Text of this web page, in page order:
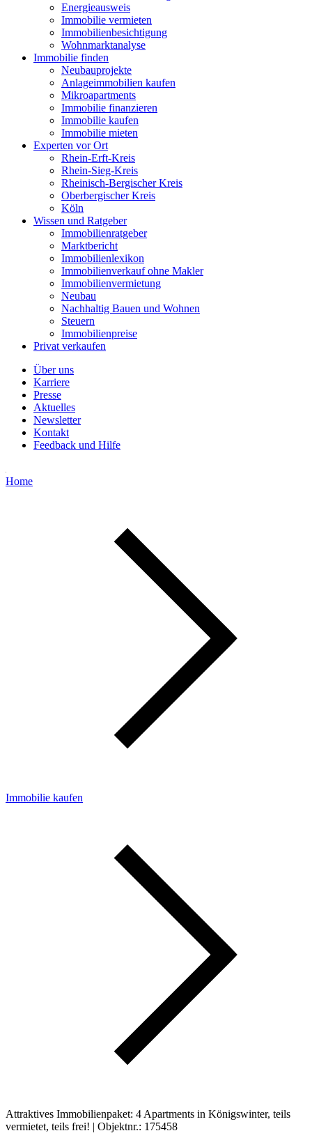
Energieausweis
Immobilie vermieten
Immobilienbesichtigung
Wohnmarktanalyse
Immobilie finden
Neubauprojekte
Anlageimmobilien kaufen
Mikroapartments
Immobilie finanzieren
Immobilie kaufen
Immobilie mieten
Experten vor Ort
Rhein-Erft-Kreis
Rhein-Sieg-Kreis
Rheinisch-Bergischer Kreis
Oberbergischer Kreis
Köln
Wissen und Ratgeber
Immobilienratgeber
Marktbericht
Immobilienlexikon
Immobilienverkauf ohne Makler
Immobilienvermietung
Neubau
Nachhaltig Bauen und Wohnen
Steuern
Immobilienpreise
Privat verkaufen
Über uns
Karriere
Presse
Aktuelles
Newsletter
Kontakt
Feedback und Hilfe
Home
Immobilie kaufen
Attraktives Immobilienpaket: 4 Apartments in Königswinter, teils
vermietet, teils frei! | Objektnr.: 175458